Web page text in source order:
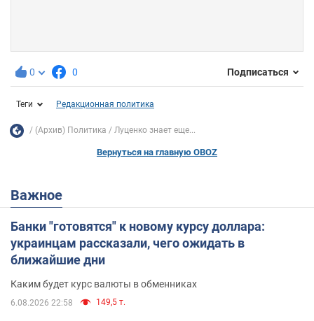
0 0 Подписаться
Теги Редакционная политика
(Архив) Политика Луценко знает еще...
Вернуться на главную OBOZ
Важное
Банки "готовятся" к новому курсу доллара:
украинцам рассказали, чего ожидать в
ближайшие дни
Каким будет курс валюты в обменниках
6.08.2026 22:58 149,5 т.